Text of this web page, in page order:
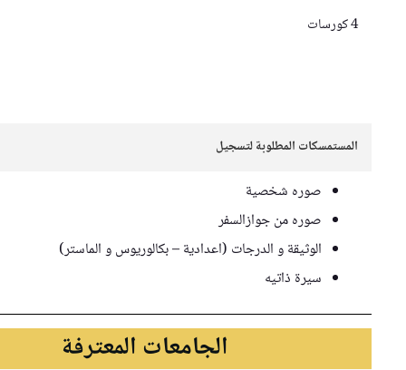
المطلوبة لتسجيل
صوره شخصية
صوره من جوازالسفر
الوثيقة و الدرجات (اعدادية – بكالوريوس و الماستر)
الجامعات المعترفة